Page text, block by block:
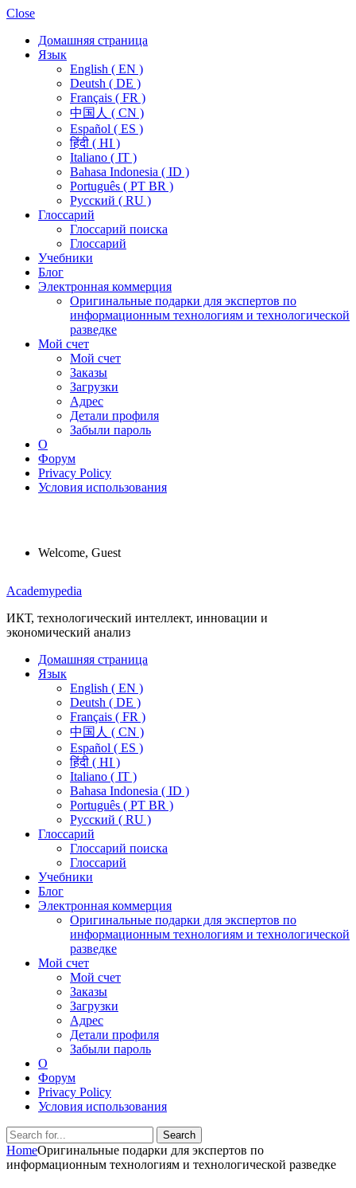
Close
Домашняя страница
Язык
English ( EN )
Deutsh ( DE )
Français ( FR )
中国人 ( CN )
Español ( ES )
हिंदी ( HI )
Italiano ( IT )
Bahasa Indonesia ( ID )
Português ( PT BR )
Pусский ( RU )
Глоссарий
Глоссарий поиска
Глоссарий
Учебники
Блог
Электронная коммерция
Оригинальные подарки для экспертов по
информационным технологиям и технологической
разведке
Мой счет
Мой счет
Заказы
Загрузки
Адрес
Детали профиля
Забыли пароль
О
Форум
Privacy Policy
Условия использования
Welcome, Guest
Menu
Academypedia
ИКТ, технологический интеллект, инновации и
экономический анализ
Домашняя страница
Язык
English ( EN )
Deutsh ( DE )
Français ( FR )
中国人 ( CN )
Español ( ES )
हिंदी ( HI )
Italiano ( IT )
Bahasa Indonesia ( ID )
Português ( PT BR )
Pусский ( RU )
Глоссарий
Глоссарий поиска
Глоссарий
Учебники
Блог
Электронная коммерция
Оригинальные подарки для экспертов по
информационным технологиям и технологической
разведке
Мой счет
Мой счет
Заказы
Загрузки
Адрес
Детали профиля
Забыли пароль
О
Форум
Privacy Policy
Условия использования
Search
Search
for:
HomeОригинальные подарки для экспертов по
информационным технологиям и технологической разведке